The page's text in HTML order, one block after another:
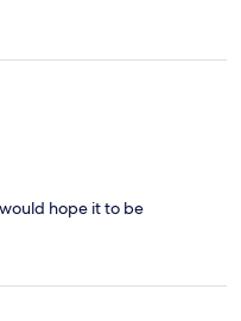
hope it to be